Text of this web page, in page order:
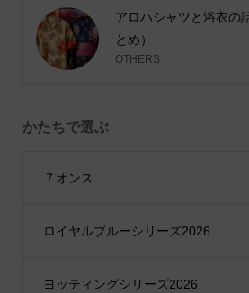
アロハシャツと浴衣の
とめ）
OTHERS
かたちで選ぶ
７オンス
ロイヤルブルーシリーズ2026
ヨッティングシリーズ2026